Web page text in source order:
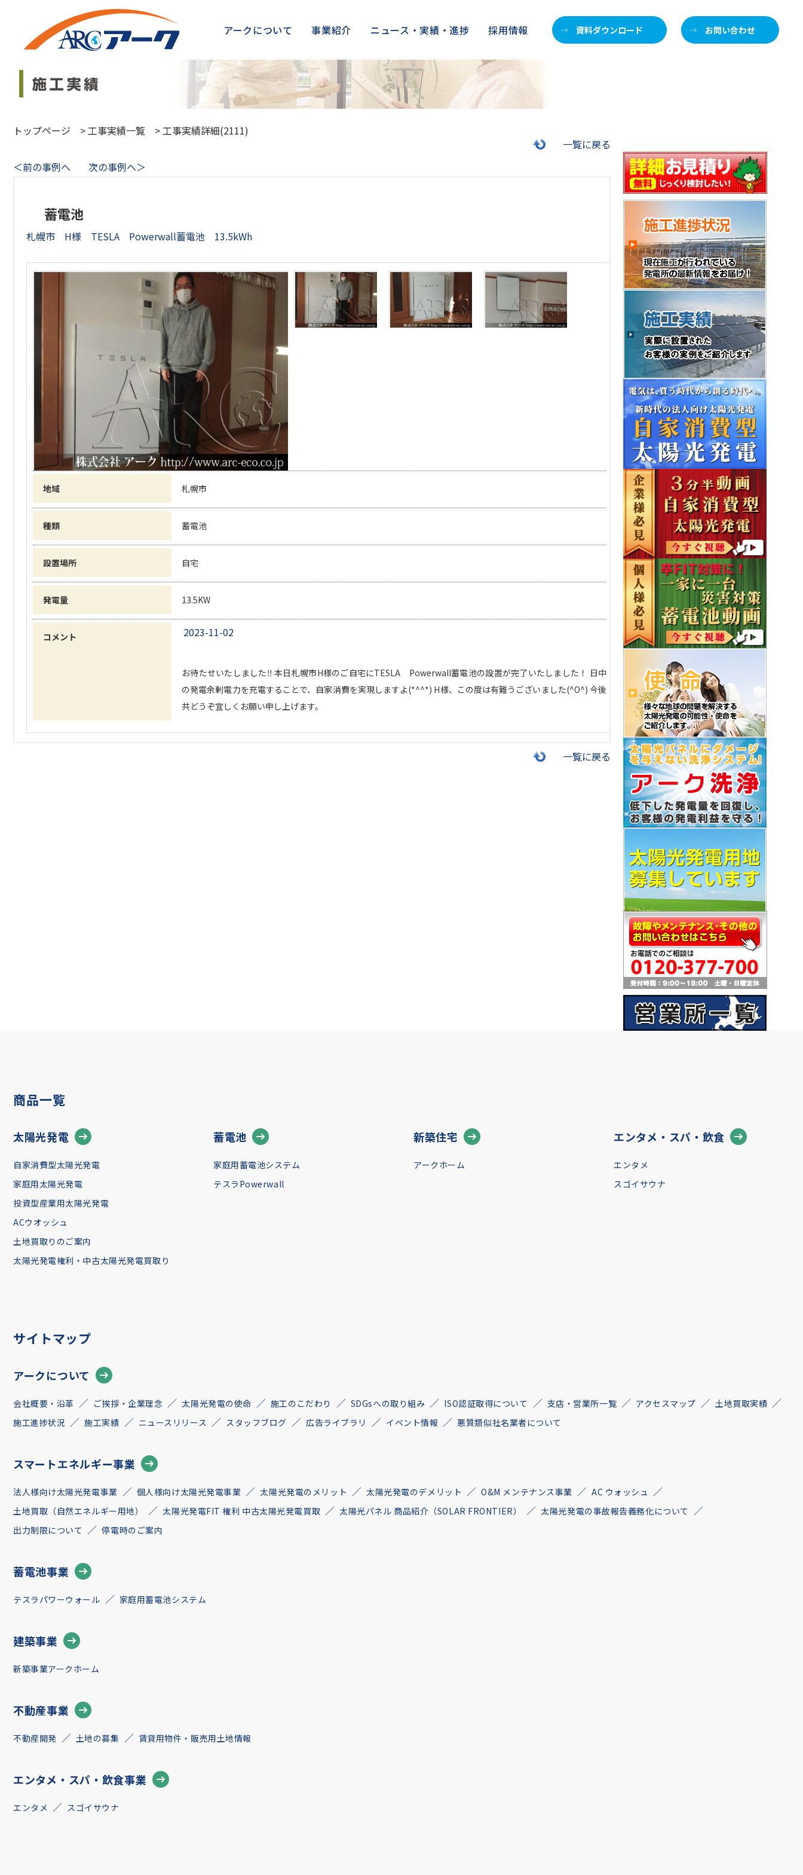
アークについて 事業紹介 ニュース・実績・進捗 採用情報 資料ダウンロード お問い合わせ
トップページ >工事実績一覧 >工事実績詳細(2111)
一覧に戻る
＜前の事例へ
次の事例へ＞
蓄電池
札幌市 H様 TESLA Powerwall蓄電池 13.5kWh
地域 札幌市
種類 蓄電池
設置場所 自宅
発電量 13.5KW
コメント 2023-11-02
お待たせいたしました‼ 本日札幌市H様のご自宅にTESLA Powerwall蓄電池の設置が完了いたしました！ 日中
の発電余剰電力を充電することで、自家消費を実現しますよ(*^^*) H様、この度は有難うございました(^O^) 今後
共どうぞ宜しくお願い申し上げます。
一覧に戻る
商品一覧
太陽光発電
自家消費型太陽光発電
家庭用太陽光発電
投資型産業用太陽光発電
ACウオッシュ
土地買取りのご案内
太陽光発電権利・中古太陽光発電買取り
蓄電池
家庭用蓄電池システム
テスラPowerwall
新築住宅
アークホーム
エンタメ・スパ・飲食
エンタメ
スゴイサウナ
サイトマップ
アークについて
会社概要・沿革 ご挨拶・企業理念 太陽光発電の使命 施工のこだわり SDGsへの取り組み ISO認証取得について 支店・営業所一覧 アクセスマップ
土地買取実績
施工進捗状況
施工実績 ニュースリリース スタッフブログ 広告ライブラリ イベント情報 悪質類似社名業者について
スマートエネルギー事業
法人様向け太陽光発電事業 個人様向け太陽光発電事業 太陽光発電のメリット 太陽光発電のデメリット O&M メンテナンス事業
AC ウォッシュ
土地買取（自然エネルギー用地）
太陽光発電FIT 権利 中古太陽光発電買取 太陽光パネル 商品紹介（SOLAR FRONTIER）
太陽光発電の事故報告義務化について
出力制限について
停電時のご案内
蓄電池事業
テスラパワーウォール 家庭用蓄電池システム
建築事業
新築事業アークホーム
不動産事業
不動産開発 土地の募集 賃貸用物件・販売用土地情報
エンタメ・スパ・飲食事業
エンタメ スゴイサウナ